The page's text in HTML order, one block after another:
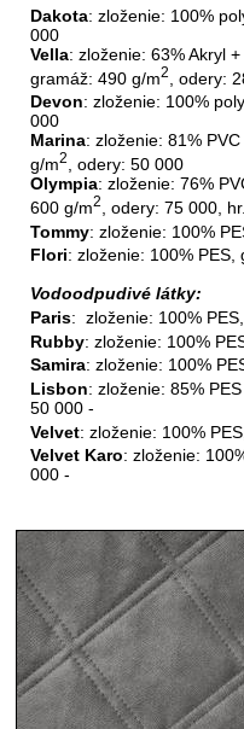
Dakota: zloženie: 100%
000
Vella: zloženie: 63% Akryl
gramáž: 490 g/m2
, odery:
Devon: zloženie: 100%
000
Marina: zloženie: 81%
g/m2
, odery: 50 000
Olympia: zloženie: 76%
600 g/m2
, odery: 75 000,
Tommy: zloženie: 100%
Flori: zloženie: 100% PES,
Vodoodpudivé látky:
Paris: zloženie: 100%
Rubby: zloženie: 100%
Samira: zloženie: 100%
Lisbon: zloženie: 85%
50 000 -
Velvet: zloženie: 100%
Velvet Karo: zloženie:
000 -